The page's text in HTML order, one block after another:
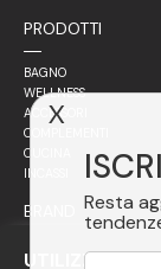
PRODOTTI
BAGNO
WELLNESS
ACCESSORI
COMPLEMENTI
CUCINA
INCASSI
BRAND
FILOSOFIA
X
Resta
UTILIZZIAMO